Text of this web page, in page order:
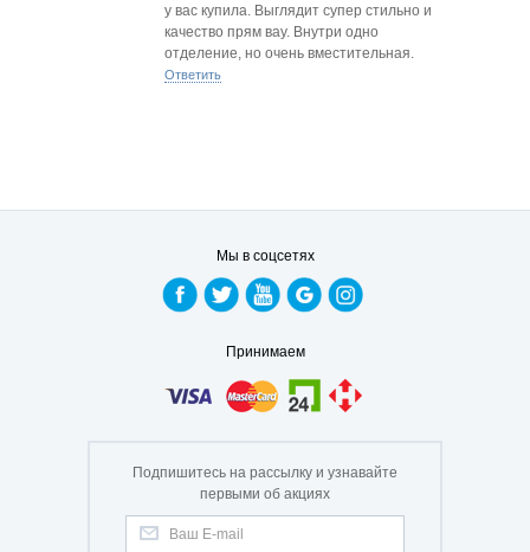
у вас купила. Выглядит супер стильно и
качество прям вау. Внутри одно
отделение, но очень вместительная.
Ответить
Мы в соцсетях
Принимаем
Подпишитесь на рассылку и узнавайте
первыми об акциях